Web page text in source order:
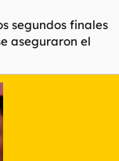
segundos finales
aseguraron el